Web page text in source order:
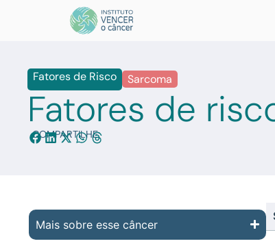
Fatores de Risco Sarcoma
Fatores de
COMPARTILHE:
Mais sobre esse câncer